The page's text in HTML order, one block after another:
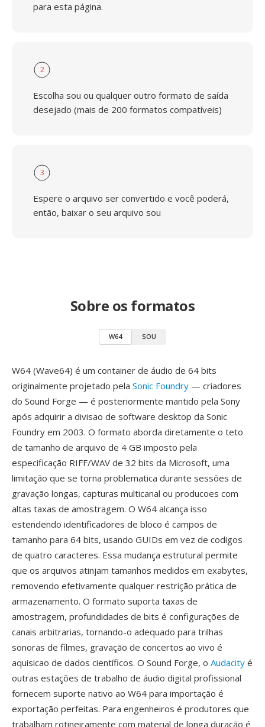
para esta página.
2
Escolha sou ou qualquer outro formato de saída
desejado (mais de 200 formatos compatíveis)
3
Espere o arquivo ser convertido e você poderá,
então, baixar o seu arquivo sou
Sobre os formatos
W64 SOU
W64 (Wave64) é um container de áudio de 64 bits
originalmente projetado pela Sonic Foundry — criadores
do Sound Forge — é posteriormente mantido pela Sony
após adquirir a divisao de software desktop da Sonic
Foundry em 2003. O formato aborda diretamente o teto
de tamanho de arquivo de 4 GB imposto pela
especificação RIFF/WAV de 32 bits da Microsoft, uma
limitação que se torna problematica durante sessões de
gravação longas, capturas multicanal ou producoes com
altas taxas de amostragem. O W64 alcança isso
estendendo identificadores de bloco é campos de
tamanho para 64 bits, usando GUIDs em vez de codigos
de quatro caracteres. Essa mudança estrutural permite
que os arquivos atinjam tamanhos medidos em exabytes,
removendo efetivamente qualquer restrição prática de
armazenamento. O formato suporta taxas de
amostragem, profundidades de bits é configurações de
canais arbitrarias, tornando-o adequado para trilhas
sonoras de filmes, gravação de concertos ao vivo é
aquisicao de dados científicos. O Sound Forge, o Audacity é
outras estações de trabalho de áudio digital profissional
fornecem suporte nativo ao W64 para importação é
exportação perfeitas. Para engenheiros é produtores que
trabalham rotineiramente com material de longa duração é